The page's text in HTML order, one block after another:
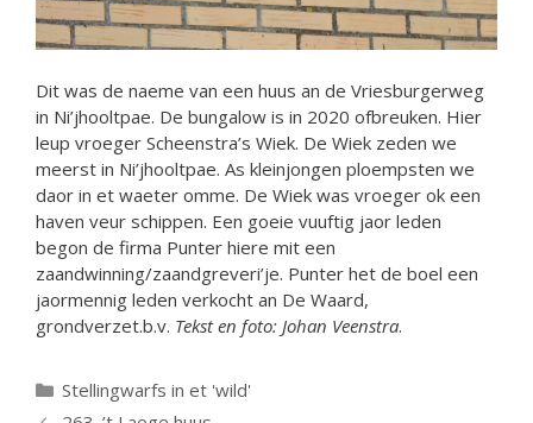
Dit was de naeme van een huus an de Vriesburgerweg
in Ni’jhooltpae. De bungalow is in 2020 ofbreuken. Hier
leup vroeger Scheenstra’s Wiek. De Wiek zeden we
meerst in Ni’jhooltpae. As kleinjongen ploempsten we
daor in et waeter omme. De Wiek was vroeger ok een
haven veur schippen. Een goeie vuuftig jaor leden
begon de firma Punter hiere mit een
zaandwinning/zaandgreveri’je. Punter het de boel een
jaormennig leden verkocht an De Waard,
grondverzet.b.v. Tekst en foto: Johan Veenstra.
Categorieën
Stellingwarfs in et 'wild'